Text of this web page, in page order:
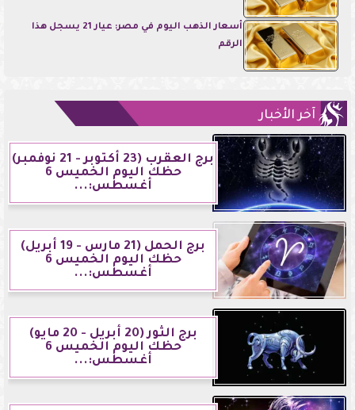
أسعار الذهب اليوم في مصر: عيار 21 يسجل هذا
الرقم
آخر الأخبار
برج العقرب (23 أكتوبر - 21 نوفمبر)
حظك اليوم الخميس 6
أغسطس:...
برج الحمل (21 مارس - 19 أبريل)
حظك اليوم الخميس 6
أغسطس:...
برج الثور (20 أبريل - 20 مايو)
حظك اليوم الخميس 6
أغسطس:...